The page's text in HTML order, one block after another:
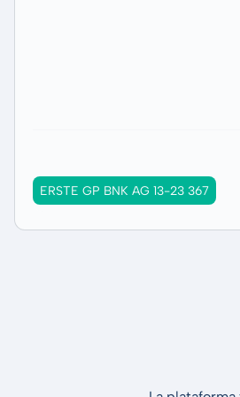
ERSTE GP BNK AG 13-23 367